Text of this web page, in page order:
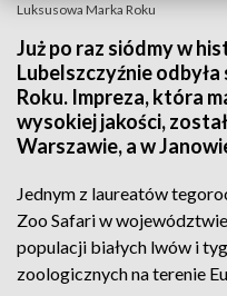
Luksusowa Marka Roku
Już po raz siódmy w
Lubelszczyźnie
Roku. Impreza, która
wysokiej jakości,
Warszawie, a w
Jednym z laureatów
Zoo Safari w
populacji białych lwów i
zoologicznych na terenie